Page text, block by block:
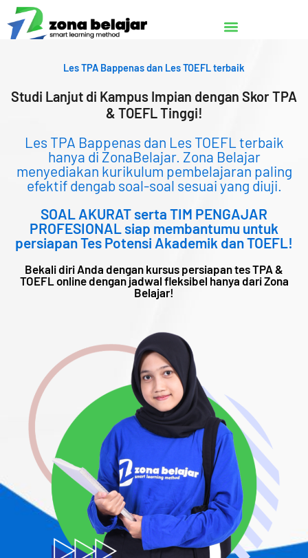
Lewati
ke
konten
Les TPA Bappenas dan Les TOEFL terbaik
Studi Lanjut di Kampus Impian dengan Skor TPA
& TOEFL Tinggi!
Les TPA Bappenas dan Les TOEFL terbaik
hanya di ZonaBelajar. Zona Belajar
menyediakan kurikulum pembelajaran paling
efektif dengab soal-soal sesuai yang diuji.
SOAL AKURAT serta TIM PENGAJAR
PROFESIONAL siap membantumu untuk
persiapan Tes Potensi Akademik dan TOEFL!
Bekali diri Anda dengan kursus persiapan tes TPA &
TOEFL online dengan jadwal fleksibel hanya dari Zona
Belajar!